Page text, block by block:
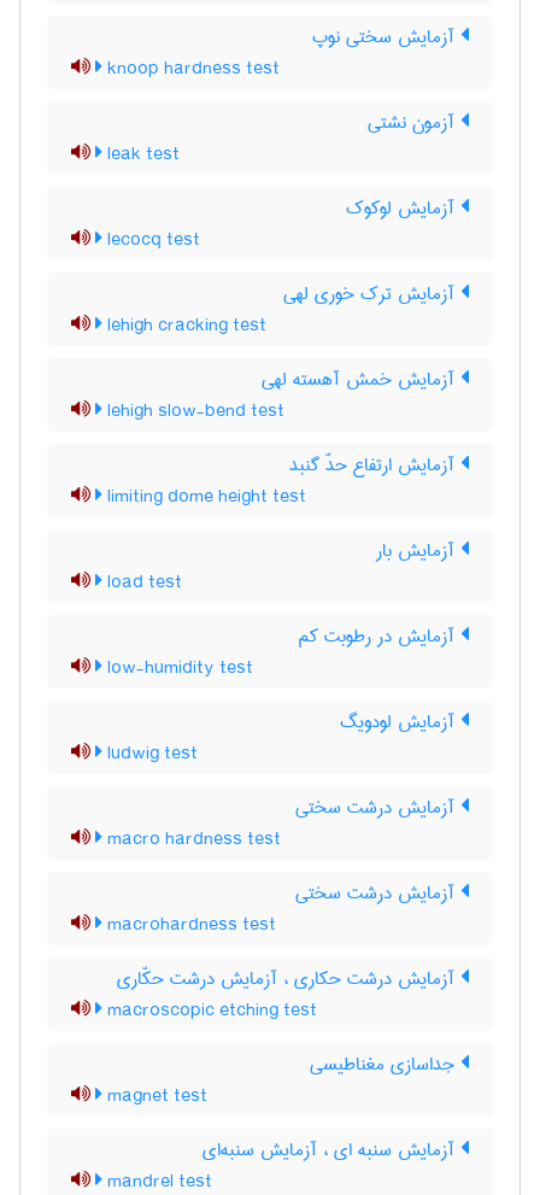
آزمایش سختی نوپ
knoop hardness test
آزمون نشتی
leak test
آزمایش لوکوک
lecocq test
آزمایش ترک خوری لهی
lehigh cracking test
آزمایش خمش آهسته لهی
lehigh slow-bend test
آزمایش ارتفاع حدّ گنبد
limiting dome height test
آزمایش بار
load test
آزمایش در رطوبت کم
low-humidity test
آزمایش لودویگ
ludwig test
آزمایش درشت سختی
macro hardness test
آزمایش درشت سختی
macrohardness test
آزمایش درشت حکاری ، آزمایش درشت حکّاری
macroscopic etching test
جداسازی مغناطیسی
magnet test
آزمایش سنبه ای ، آزمایش سنبه‌ای
mandrel test